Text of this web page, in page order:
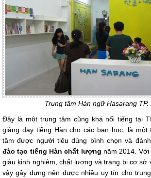
Trung tâm Hàn ngữ Hasarang TP.
Đây là một trung tâm cũng khá nổi tiếng tại
giảng dạy tiếng Hàn cho các bạn học, là một
tâm được người tiêu dùng bình chọn và
đào tạo tiếng Hàn chất lượng năm 2014.
giàu kinh nghiệm, chất lượng và trang bị cơ sở
vậy gây dựng nên được nhiều uy tín cho